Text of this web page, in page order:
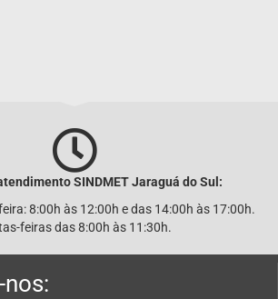
SINDMETJaraguá do Sul:
8:00h às 12:00h e das 14:00h às 17:00h.
feiras das 8:00h às 11:30h.